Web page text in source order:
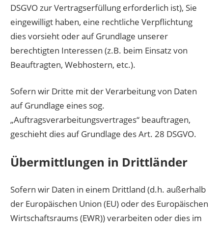
DSGVO zur Vertragserfüllung erforderlich ist), Sie
eingewilligt haben, eine rechtliche Verpflichtung
dies vorsieht oder auf Grundlage unserer
berechtigten Interessen (z.B. beim Einsatz von
Beauftragten, Webhostern, etc.).
Sofern wir Dritte mit der Verarbeitung von Daten
auf Grundlage eines sog.
„Auftragsverarbeitungsvertrages“ beauftragen,
geschieht dies auf Grundlage des Art. 28 DSGVO.
Übermittlungen in Drittländer
Sofern wir Daten in einem Drittland (d.h. außerhalb
der Europäischen Union (EU) oder des Europäischen
Wirtschaftsraums (EWR)) verarbeiten oder dies im